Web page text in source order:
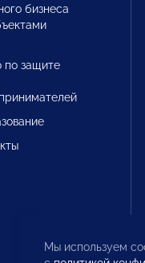
бизнеса
по защите
Мы используем